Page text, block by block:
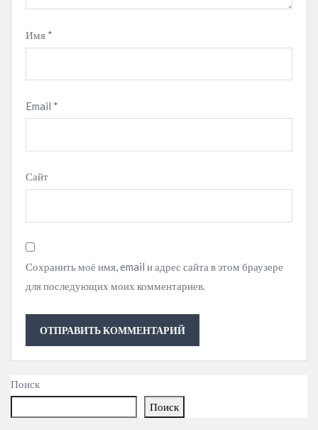
Имя *
Email *
Сайт
Сохранить моё имя, email и адрес сайта в этом браузере
для последующих моих комментариев.
Поиск
Поиск